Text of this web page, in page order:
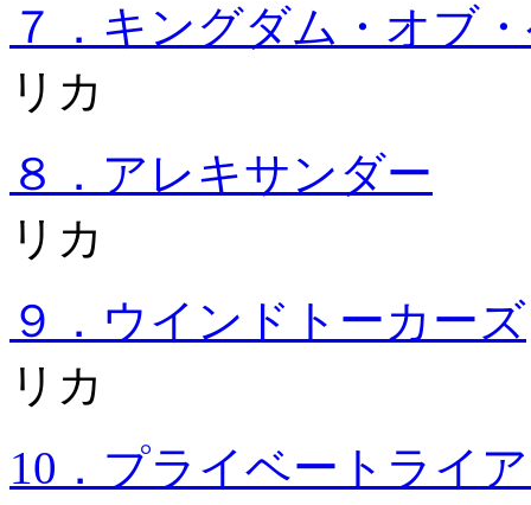
７．キングダム・オブ
リカ
８．アレキサンダー
リカ
９．ウインドトーカーズ
リカ
10．プライベートライ